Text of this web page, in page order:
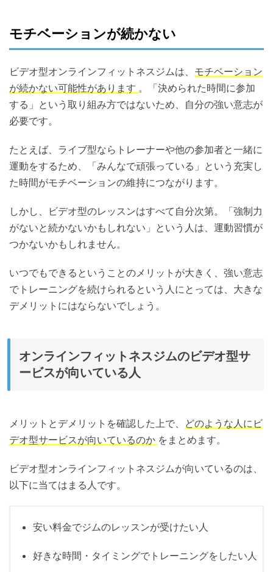
モチベーションが続かない
ビデオ型オンラインフィットネスジムは、 モチベーション
が続かない可能性があります 。「決められた時間に参加
する」という取り組み方ではないため、自分の強い意志が
必要です。
たとえば、ライブ型ならトレーナーや他の参加者と一緒に
運動をするため、「みんなで頑張っている」という充実し
た時間がモチベーションの維持につながります。
しかし、ビデオ型のレッスンはすべて自分次第。「強制力
がないと続かないかもしれない」という人は、運動習慣が
つかないかもしれません。
いつでもできるということのメリットが大きく、強い意志
でトレーニングを続けられるという人にとっては、大きな
デメリットにはならないでしょう。
オンラインフィットネスジムのビデオ型サ
ービスが向いている人
メリットとデメリットを確認した上で、 どのような人にビ
デオ型サービスが向いているのか をまとめます。
ビデオ型オンラインフィットネスジムが向いているのは、
以下に当てはまる人です。
安い料金でジムのレッスンが受けたい人
好きな時間・タイミングでトレーニングをしたい人